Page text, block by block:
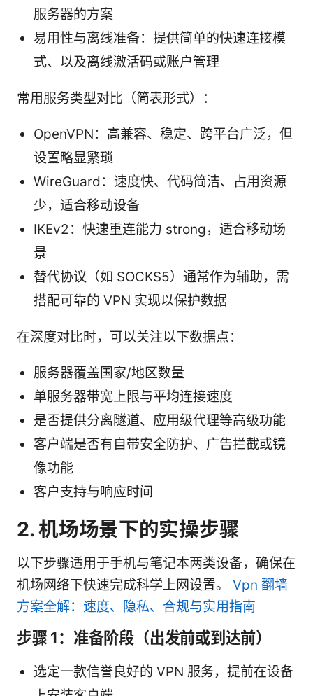
服务器的方案
易用性与离线准备：提供简单的快速连接模
式、以及离线激活码或账户管理
常用服务类型对比（简表形式）：
OpenVPN：高兼容、稳定、跨平台广泛，但
设置略显繁琐
WireGuard：速度快、代码简洁、占用资源
少，适合移动设备
IKEv2：快速重连能力 strong，适合移动场
景
替代协议（如 SOCKS5）通常作为辅助，需
搭配可靠的 VPN 实现以保护数据
在深度对比时，可以关注以下数据点：
服务器覆盖国家/地区数量
单服务器带宽上限与平均连接速度
是否提供分离隧道、应用级代理等高级功能
客户端是否有自带安全防护、广告拦截或镜
像功能
客户支持与响应时间
2. 机场场景下的实操步骤
以下步骤适用于手机与笔记本两类设备，确保在
机场网络下快速完成科学上网设置。 Vpn 翻墙
方案全解：速度、隐私、合规与实用指南
步骤 1：准备阶段（出发前或到达前）
选定一款信誉良好的 VPN 服务，提前在设备